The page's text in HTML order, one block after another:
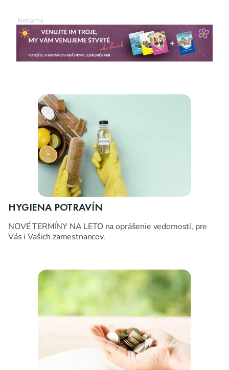
HYGIENA POTRAVÍN
NOVÉ TERMÍNY NA LETO na oprášenie vedomostí, pre
Vás i Vašich zamestnancov.